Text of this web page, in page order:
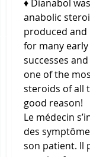
♦ Dianabol
anabolic
produced
for many
successes
one of the
steroids of all
good reason!
Le médecin
des
son patient. Il